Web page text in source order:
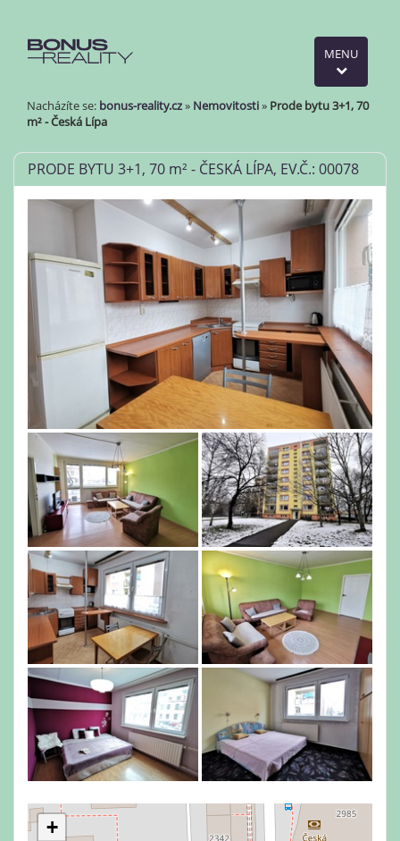
MENU
Nacházíte se: bonus-reality.cz» Nemovitosti» Prode bytu 3+1, 70
m² - Česká Lípa
PRODE BYTU 3+1, 70 m² - ČESKÁ LÍPA, EV.Č.: 00078
+